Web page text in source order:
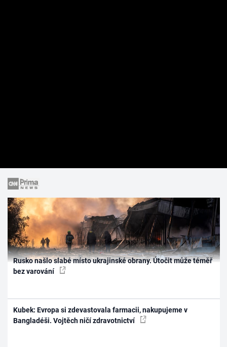
Rusko našlo slabé místo ukrajinské obrany. Útočit může téměř
bez varování
Kubek: Evropa si zdevastovala farmacii, nakupujeme v
Bangladéši. Vojtěch ničí zdravotnictví